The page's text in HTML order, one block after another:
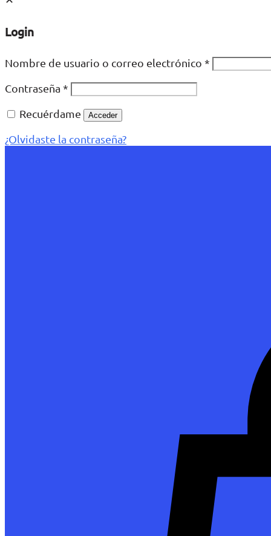
Login
Nombre de usuario o correo electrónico *
Contraseña *
Recuérdame
Acceder
¿Olvidaste la contraseña?